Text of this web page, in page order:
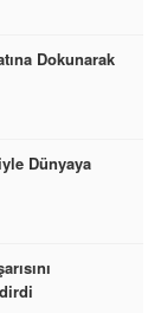
Dokunarak
Dünyaya